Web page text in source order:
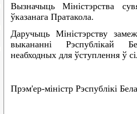
Вызначыць Мiнiстэрства
ўказанага Пратакола.
Даручыць Мiнiстэрству
выкананнi Рэспублiкай
неабходных для ўступлення ў
Прэм'ер-мiнiстр Рэспублiкi